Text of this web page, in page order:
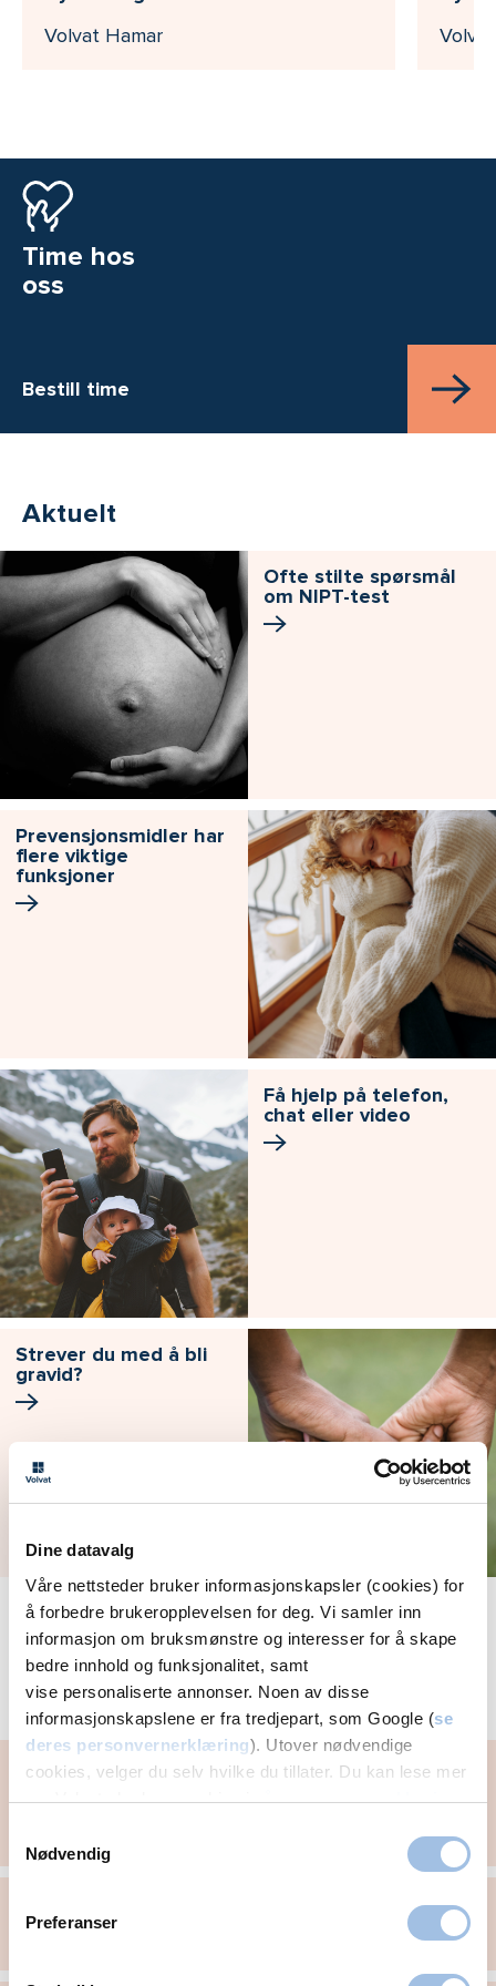
Dine datavalg
Våre nettsteder bruker informasjonskapsler (cookies) for
å forbedre brukeropplevelsen for deg. Vi samler inn
informasjon om bruksmønstre og interesser for å skape
bedre innhold og funksjonalitet, samt
vise personaliserte annonser. Noen av disse
informasjonskapslene er fra tredjepart, som Google (se
deres personvernerklæring). Utover nødvendige
cookies, velger du selv hvilke du tillater. Du kan lese mer
om Volvats bruk av cookies ivår personvernerklæring.
Nødvendig
Preferanser
Volvat Hamar
Time hos
oss
Bestill time
Aktuelt
Ofte stilte spørsmål
om NIPT-test
Prevensjonsmidler har
flere viktige
funksjoner
Få hjelp på telefon,
chat eller video
Strever du med å bli
gravid?
Se alle gynekologi-artikler
Vårt behandlingstilbud i Hamar
Gynekologisk undersøkelse
Underlivskreft - Underlivsprolaps - Tørre slimhinner og